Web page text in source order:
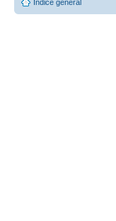
Índice general